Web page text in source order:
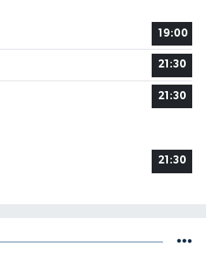
19:00
21:30
21:30
21:30